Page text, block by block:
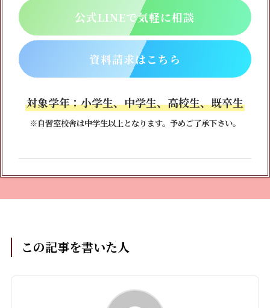
公式LINEで気軽に相談
資料請求はこちら
対象学年：小学生、中学生、高校生、既卒生
※自習室校舎は中学生以上となります。予めご了承下さい。
この記事を書いた人